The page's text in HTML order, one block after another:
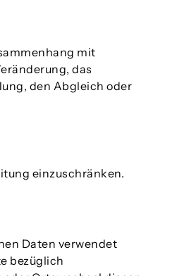
mit
das
den Abgleich oder
einzuschränken.
Daten verwendet
bezüglich